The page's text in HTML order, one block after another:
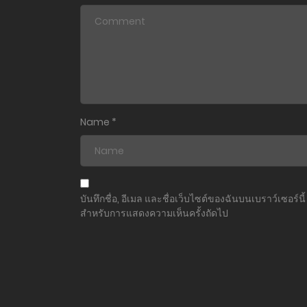
ตอนที่ 15
ตอนที่ 14
ตอนที่ 13
Name *
บันทึกชื่อ, อีเมล และชื่อเว็บไซต์ของฉันบนเบราว์เซอร์นี้
สำหรับการแสดงความเห็นครั้งถัดไป